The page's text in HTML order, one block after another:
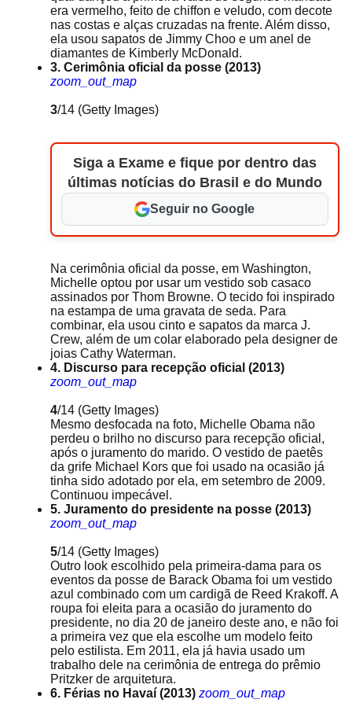
era vermelho, feito de chiffon e veludo, com decote
nas costas e alças cruzadas na frente. Além disso,
ela usou sapatos de Jimmy Choo e um anel de
diamantes de Kimberly McDonald.
3. Cerimônia oficial da posse (2013)
zoom_out_map
3/14 (Getty Images)
Siga a Exame e fique por dentro das
últimas notícias do Brasil e do Mundo
Seguir no Google
Na cerimônia oficial da posse, em Washington,
Michelle optou por usar um vestido sob casaco
assinados por Thom Browne. O tecido foi inspirado
na estampa de uma gravata de seda. Para
combinar, ela usou cinto e sapatos da marca J.
Crew, além de um colar elaborado pela designer de
joias Cathy Waterman.
4. Discurso para recepção oficial (2013)
zoom_out_map
4/14 (Getty Images)
Mesmo desfocada na foto, Michelle Obama não
perdeu o brilho no discurso para recepção oficial,
após o juramento do marido. O vestido de paetês
da grife Michael Kors que foi usado na ocasião já
tinha sido adotado por ela, em setembro de 2009.
Continuou impecável.
5. Juramento do presidente na posse (2013)
zoom_out_map
5/14 (Getty Images)
Outro look escolhido pela primeira-dama para os
eventos da posse de Barack Obama foi um vestido
azul combinado com um cardigã de Reed Krakoff. A
roupa foi eleita para a ocasião do juramento do
presidente, no dia 20 de janeiro deste ano, e não foi
a primeira vez que ela escolhe um modelo feito
pelo estilista. Em 2011, ela já havia usado um
trabalho dele na cerimônia de entrega do prêmio
Pritzker de arquitetura.
6. Férias no Havaí (2013) zoom_out_map